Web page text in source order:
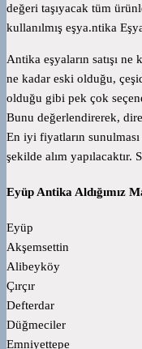
değeri taşıyacak tüm
kullanılmış eşya.ntika
Antika eşyaların satışı ne
ne kadar eski olduğu,
olduğu gibi pek çok
Bunu değerlendirerek,
En iyi fiyatların
şekilde alım yapılacaktır.
Eyüp Antika Aldığımız
Eyüp
Akşemsettin
Alibeyköy
Çırçır
Defterdar
Düğmeciler
Emniyettepe